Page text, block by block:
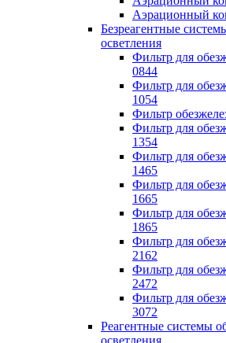
Аэрационный
Безреагентные
осветления
Фильтр для
0844
Фильтр для
1054
Фильтр
Фильтр для
1354
Фильтр для
1465
Фильтр для
1665
Фильтр для
1865
Фильтр для
2162
Фильтр для
2472
Фильтр для
3072
Реагентные системы
осветления